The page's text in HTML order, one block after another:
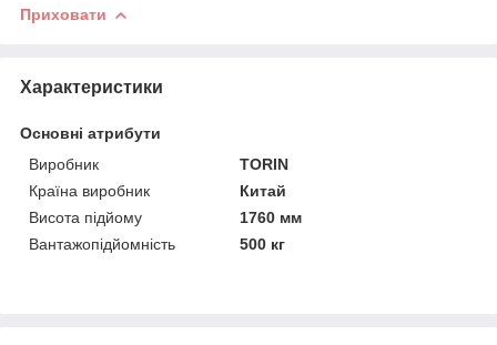
Приховати
Характеристики
Основні атрибути
Виробник
TORIN
Країна виробник
Китай
Висота підйому
1760 мм
Вантажопідйомність
500 кг